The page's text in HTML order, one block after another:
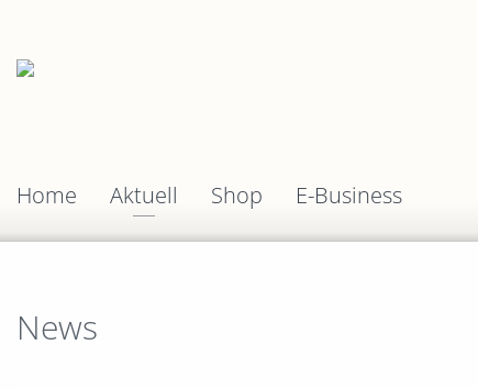
Home Aktuell Shop E-Business
News